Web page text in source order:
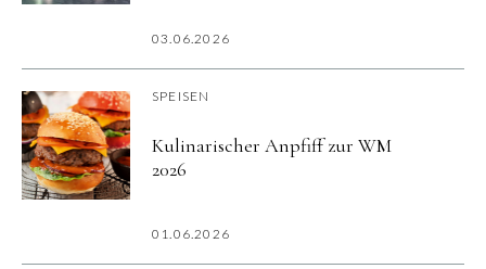
03.06.2026
SPEISEN
Kulinarischer Anpfiff zur WM
2026
01.06.2026